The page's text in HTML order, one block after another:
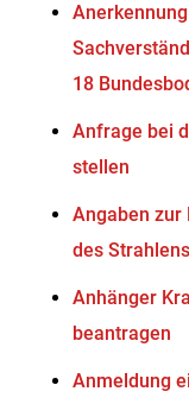
18
Anfrage bei
stellen
Angaben zur
des
Anhänger
beantragen
Anmeldung